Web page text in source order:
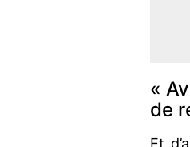
«
de
Et